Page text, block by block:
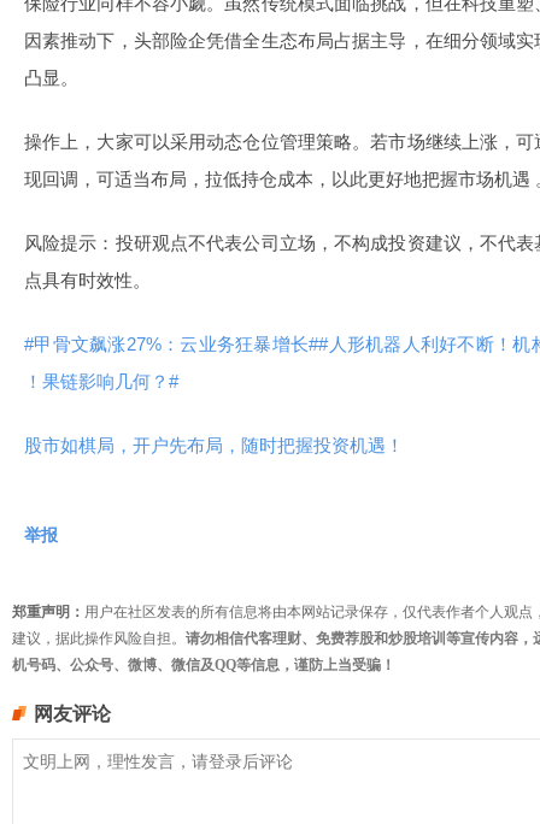
因素推动下，头部险企凭借全生态布局占据主导，在细分领域
凸显。
操作上，大家可以采用动态仓位管理策略。若市场继续上涨，
现回调，可适当布局，拉低持仓成本，以此更好地把握市场机遇
风险提示：投研观点不代表公司立场，不构成投资建议，不代
点具有时效性。
#甲骨文飙涨27%：云业务狂暴增长##人形机器人利好不断！机
！果链影响几何？#
股市如棋局，开户先布局，随时把握投资机遇！
举报
郑重声明： 用户在社区发表的所有信息将由本网站记录保存，仅代表作者个人观
建议，据此操作风险自担。 请勿相信代客理财、免费荐股和炒股培训等宣传内容
机号码、公众号、微博、微信及QQ等信息，谨防上当受骗！
网友评论